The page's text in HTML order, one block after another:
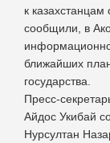
к
сообщили, в
ближайших
государства.
Пресс-
Айдос Укибай
Нурсултан